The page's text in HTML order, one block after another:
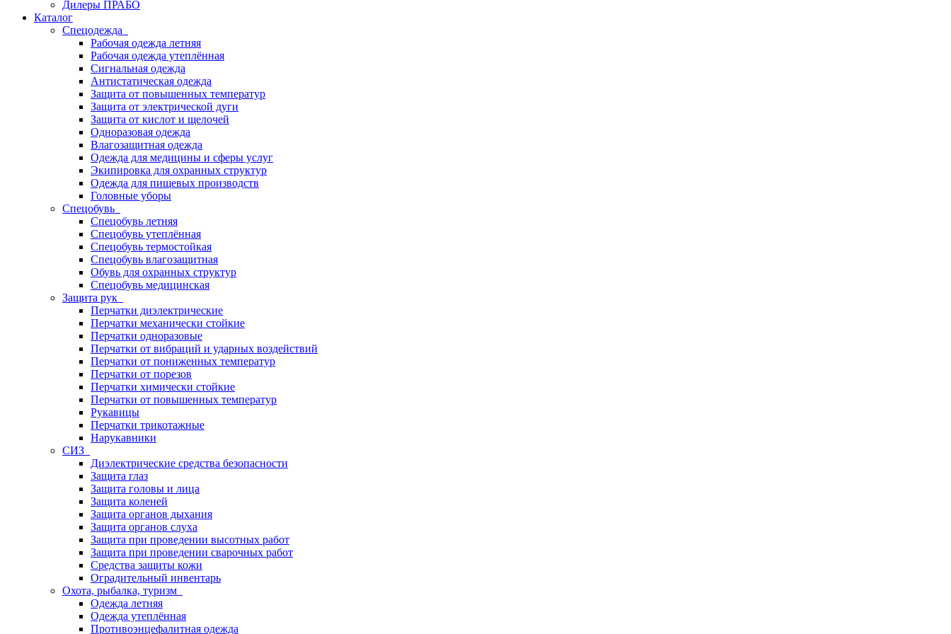
Дилеры ПРАБО
Каталог
Спецодежда
Рабочая одежда летняя
Рабочая одежда утеплённая
Сигнальная одежда
Антистатическая одежда
Защита от повышенных температур
Защита от электрической дуги
Защита от кислот и щелочей
Одноразовая одежда
Влагозащитная одежда
Одежда для медицины и сферы услуг
Экипировка для охранных структур
Одежда для пищевых производств
Головные уборы
Спецобувь
Спецобувь летняя
Спецобувь утеплённая
Спецобувь термостойкая
Спецобувь влагозащитная
Обувь для охранных структур
Спецобувь медицинская
Защита рук
Перчатки диэлектрические
Перчатки механически стойкие
Перчатки одноразовые
Перчатки от вибраций и ударных воздействий
Перчатки от пониженных температур
Перчатки от порезов
Перчатки химически стойкие
Перчатки от повышенных температур
Рукавицы
Перчатки трикотажные
Нарукавники
СИЗ
Диэлектрические средства безопасности
Защита глаз
Защита головы и лица
Защита коленей
Защита органов дыхания
Защита органов слуха
Защита при проведении высотных работ
Защита при проведении сварочных работ
Средства защиты кожи
Оградительный инвентарь
Охота, рыбалка, туризм
Одежда летняя
Одежда утеплённая
Противоэнцефалитная одежда